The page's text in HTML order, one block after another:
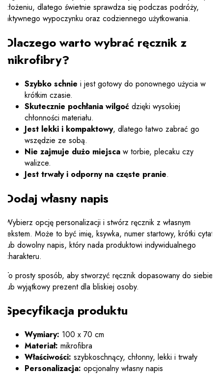
złożeniu, dlatego świetnie sprawdza się podczas podróży,
aktywnego wypoczynku oraz codziennego użytkowania.
Dlaczego warto wybrać ręcznik z
mikrofibry?
Szybko schnie i jest gotowy do ponownego użycia w
krótkim czasie.
Skutecznie pochłania wilgoć dzięki wysokiej
chłonności materiału.
Jest lekki i kompaktowy, dlatego łatwo zabrać go
wszędzie ze sobą.
Nie zajmuje dużo miejsca w torbie, plecaku czy
walizce.
Jest trwały i odporny na częste pranie.
Dodaj własny napis
Wybierz opcję personalizacji i stwórz ręcznik z własnym
tekstem. Może to być imię, ksywka, numer startowy, krótki cytat
lub dowolny napis, który nada produktowi indywidualnego
charakteru.
To prosty sposób, aby stworzyć ręcznik dopasowany do siebie
lub wyjątkowy prezent dla bliskiej osoby.
Specyfikacja produktu
Wymiary: 100 x 70 cm
Materiał: mikrofibra
Właściwości: szybkoschnący, chłonny, lekki i trwały
Personalizacja: opcjonalny własny napis